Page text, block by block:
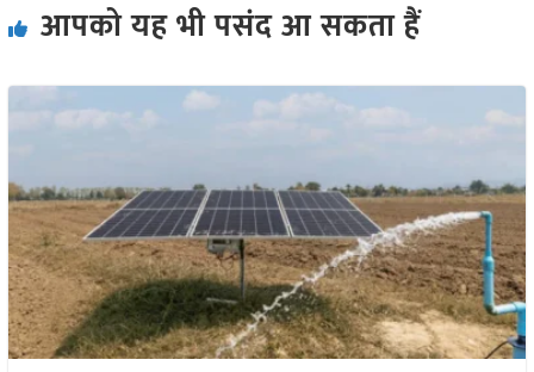
आपको यह भी पसंद आ सकता हैं